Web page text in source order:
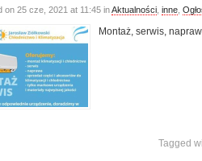
on 25 cze, 2021 at 11:45 inAktualności inne
Montaż, serwis,
Tagged